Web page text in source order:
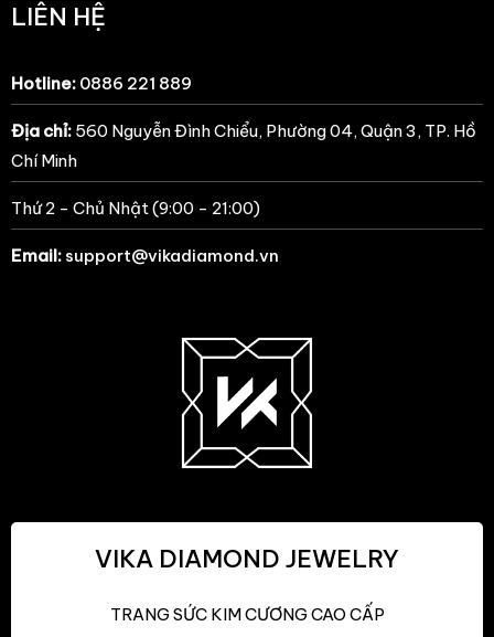
LIÊN HỆ
Hotline: 0886 221 889
Địa chỉ: 560 Nguyễn Đình Chiểu, Phường 04, Quận 3, TP. Hồ
Chí Minh
Thứ 2 - Chủ Nhật (9:00 - 21:00)
Email: support@vikadiamond.vn
VIKA DIAMOND JEWELRY
TRANG SỨC KIM CƯƠNG CAO CẤP